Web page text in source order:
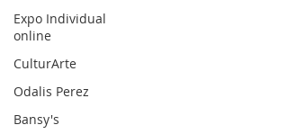
Expo Individual
online
CulturArte
Odalis Perez
Bansy's